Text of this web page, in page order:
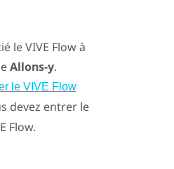
leVIVE Flowà
Allons-y.
le VIVE Flow
devez entrer le
Flow.